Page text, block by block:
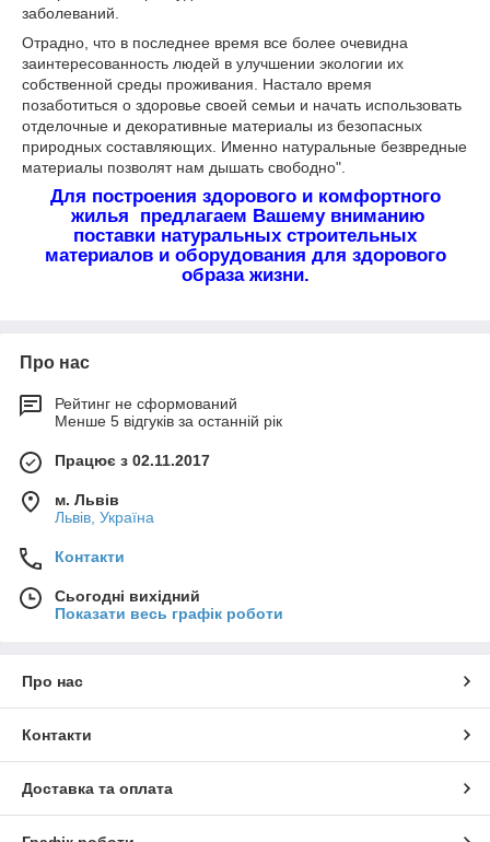
заболеваний.
Отрадно, что в последнее время все более очевидна
заинтересованность людей в улучшении экологии их
собственной среды проживания. Настало время
позаботиться о здоровье своей семьи и начать использовать
отделочные и декоративные материалы из безопасных
природных составляющих. Именно натуральные безвредные
материалы позволят нам дышать свободно".
Для построения здорового и комфортного
жилья предлагаем Вашему вниманию
поставки натуральных строительных
материалов и оборудования для здорового
образа жизни.
Про нас
Рейтинг не сформований
Менше 5 відгуків за останній рік
Працює з 02.11.2017
м. Львів
Львів, Україна
Контакти
Сьогодні вихідний
Показати весь графік роботи
Про нас
Контакти
Доставка та оплата